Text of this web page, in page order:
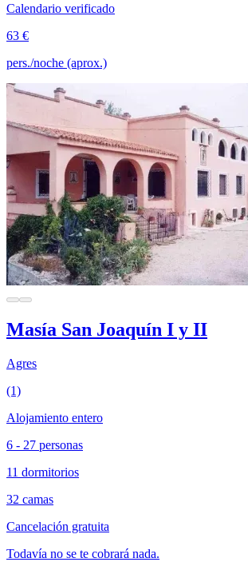
Calendario verificado
63 €
pers./noche (aprox.)
Masía San Joaquín I y II
Agres
(1)
Alojamiento entero
6 - 27 personas
11 dormitorios
32 camas
Cancelación gratuita
Todavía no se te cobrará nada.